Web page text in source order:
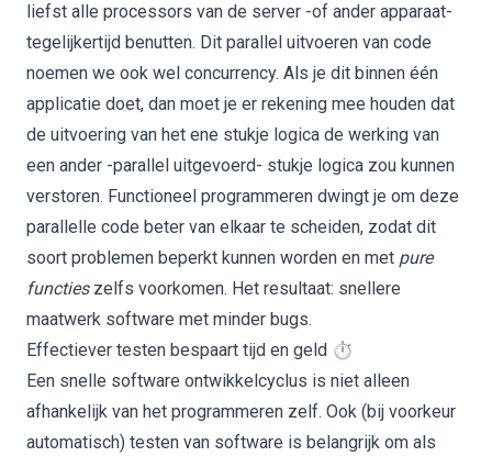
liefst alle processors van de server -of ander apparaat-
tegelijkertijd benutten. Dit parallel uitvoeren van code
noemen we ook wel concurrency. Als je dit binnen één
applicatie doet, dan moet je er rekening mee houden dat
de uitvoering van het ene stukje logica de werking van
een ander -parallel uitgevoerd- stukje logica zou kunnen
verstoren. Functioneel programmeren dwingt je om deze
parallelle code beter van elkaar te scheiden, zodat dit
soort problemen beperkt kunnen worden en met pure
functieszelfs voorkomen. Het resultaat: snellere
maatwerk software met minder bugs.
Effectiever testen bespaart tijd en geld ⏱️
Een snelle software ontwikkelcyclus is niet alleen
afhankelijk van het programmeren zelf. Ook (bij voorkeur
automatisch) testen van software is belangrijk om als